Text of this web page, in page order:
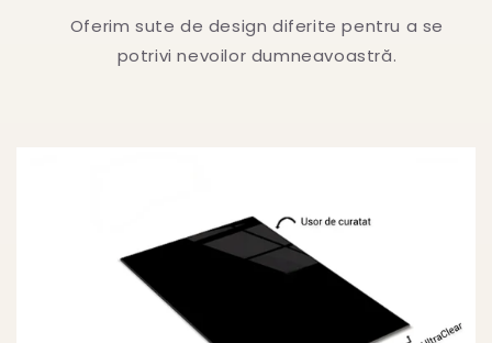
Oferim sute de design diferite pentru a se
potrivi nevoilor dumneavoastră.